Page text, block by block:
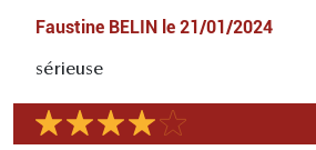
Faustine BELIN le 21/01/2024
sérieuse